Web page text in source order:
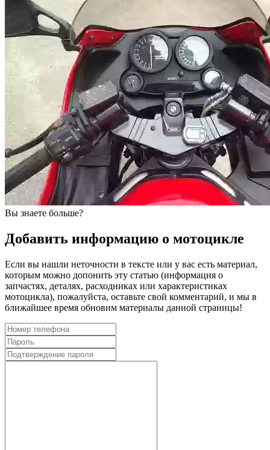
Вы знаете больше?
Добавить информацию о мотоцикле
Если вы нашли неточности в тексте или у вас есть материал,
которым можно допонить эту статью (информация о
запчастях, деталях, расходниках или характеристиках
мотоцикла), пожалуйста, оставьте свой комментарий, и мы в
ближайшее время обновим материалы данной страницы!